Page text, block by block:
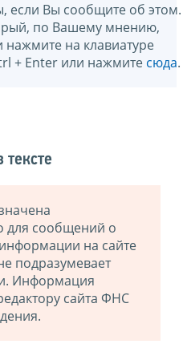
если Вы сообщите об этом.
по Вашему мнению,
на клавиатуре
+ Enter или нажмите сюда.
для сообщений о
на сайте
подразумевает
Информация
сайта ФНС